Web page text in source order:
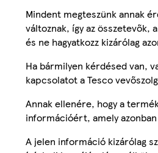
Mindent megteszünk annak
változnak, így az
és ne hagyatkozz kizárólag
Ha bármilyen kérdésed van,
kapcsolatot a Tesco
Annak ellenére, hogy a
információért, amely
A jelen információ kizárólag